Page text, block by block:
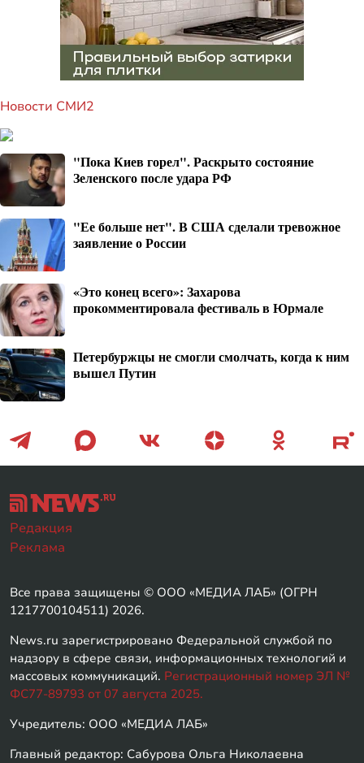
Новости СМИ2
"Пока Киев горел". Раскрыто состояние
Зеленского после удара РФ
"Ее больше нет". В США сделали тревожное
заявление о России
«Это конец всего»: Захарова
прокомментировала фестиваль в Юрмале
Петербуржцы не смогли смолчать, когда к ним
вышел Путин
Редакция
Реклама
Все права защищены © ООО «МЕДИА ЛАБ» (ОГРН
1217700104511) 2026.
News.ru зарегистрировано Федеральной службой по
надзору в сфере связи, информационных технологий и
массовых коммуникаций. Регистрационный номер ЭЛ №
ФС77-89793 от 07 августа 2025.
Учредитель: ООО «МЕДИА ЛАБ»
Главный редактор: Сабурова Ольга Николаевна